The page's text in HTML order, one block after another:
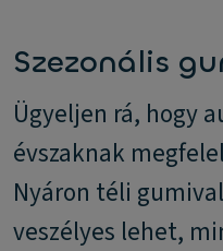
Szezonális
Ügyeljen rá, hogy
évszaknak
Nyáron téli
veszélyes lehet,